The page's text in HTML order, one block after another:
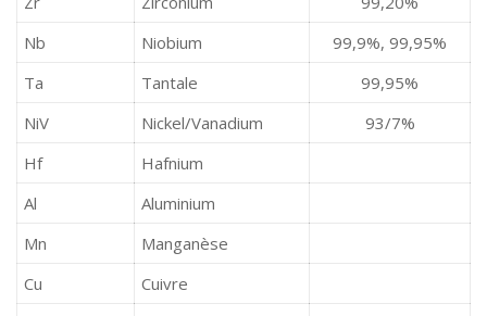
Nb
Niobium
99,9%, 99,95%
Ta
Tantale
99,95%
NiV
Nickel/Vanadium
93/7%
Hf
Hafnium
Al
Aluminium
Mn
Manganèse
Cu
Cuivre